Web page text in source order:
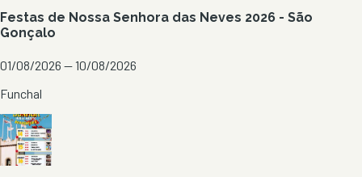
Festas de Nossa Senhora das Neves 2026 - São
Gonçalo
01/08/2026 — 10/08/2026
Funchal